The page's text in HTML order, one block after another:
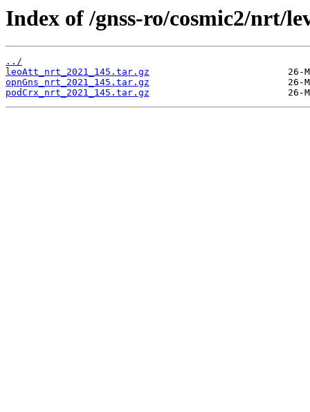
Index of /gnss-ro/cosmic2/nrt/
../
leoAtt_nrt_2021_145.tar.gz
opnGns_nrt_2021_145.tar.gz
podCrx_nrt_2021_145.tar.gz